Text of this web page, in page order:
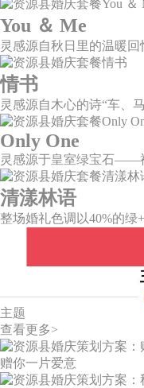
You ＆ Me
情书
Only One
清漾林语
主题
查看更多>
赠你一片爱意